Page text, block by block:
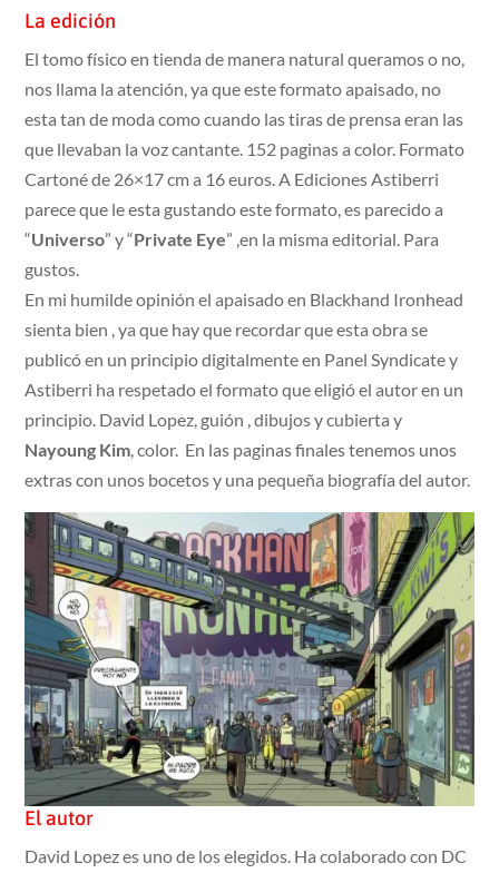
La edición
El tomo físico en tienda de manera natural queramos o no,
nos llama la atención, ya que este formato apaisado, no
esta tan de moda como cuando las tiras de prensa eran las
que llevaban la voz cantante. 152 paginas a color. Formato
Cartoné de 26×17 cm a 16 euros. A Ediciones Astiberri
parece que le esta gustando este formato, es parecido a
“Universo” y “Private Eye” ,en la misma editorial. Para
gustos.
En mi humilde opinión el apaisado en Blackhand Ironhead
sienta bien , ya que hay que recordar que esta obra se
publicó en un principio digitalmente en Panel Syndicate y
Astiberri ha respetado el formato que eligió el autor en un
principio. David Lopez, guión , dibujos y cubierta y
Nayoung Kim, color. En las paginas finales tenemos unos
extras con unos bocetos y una pequeña biografía del autor.
El autor
David Lopez es uno de los elegidos. Ha colaborado con DC